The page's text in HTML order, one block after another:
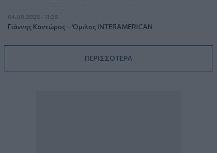
04.08.2026 - 11:26
Γιάννης Καντώρος – Όμιλος INTERAMERICAN
ΠΕΡΙΣΣΟΤΕΡΑ